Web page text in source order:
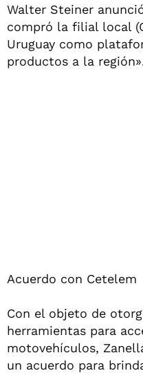
Walter Steiner
compró la filial local
Uruguay como
productos a la
Acuerdo con Cetelem
Con el objeto de
herramientas para
motovehículos,
un acuerdo para